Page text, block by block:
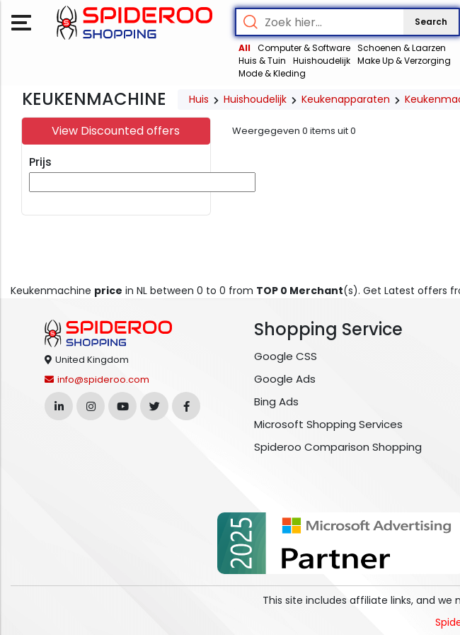
Search
All Computer & Software Schoenen & Laarzen
Huis & Tuin
Huishoudelijk Make Up & Verzorging
Mode & Kleding
KEUKENMACHINE Huis Huishoudelijk Keukenapparaten
View Discounted offers
Prijs
Weergegeven 0 items uit0
Keukenmachine price in NL between 0 to 0 from TOP 0 Merchant(s). Get Latest offers
United Kingdom
info@spideroo.com
Shopping Service
Google CSS
Google Ads
Bing Ads
Microsoft Shopping Services
Spideroo Comparison Shopping
This site includes affiliate links, and